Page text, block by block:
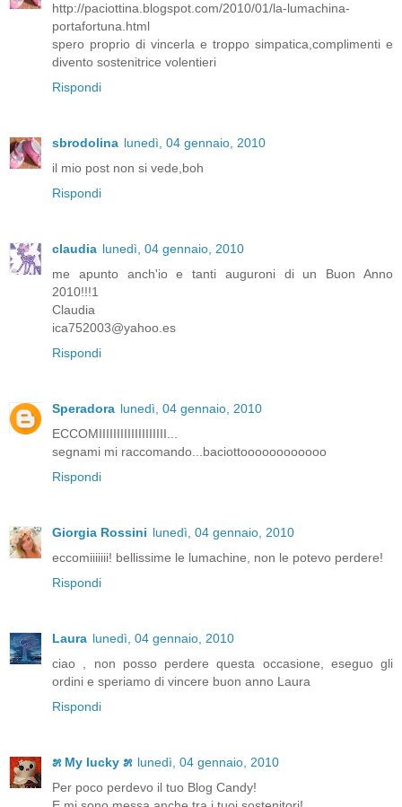
http://paciottina.blogspot.com/2010/01/la-lumachina-
portafortuna.html
spero proprio di vincerla e troppo simpatica,complimenti e
divento sostenitrice volentieri
Rispondi
sbrodolina lunedì, 04 gennaio, 2010
il mio post non si vede,boh
Rispondi
claudia lunedì, 04 gennaio, 2010
me apunto anch'io e tanti auguroni di un Buon Anno
2010!!!1
Claudia
ica752003@yahoo.es
Rispondi
Speradora lunedì, 04 gennaio, 2010
ECCOMIIIIIIIIIIIIIIIIIII...
segnami mi raccomando...baciottoooooooooooo
Rispondi
Giorgia Rossini lunedì, 04 gennaio, 2010
eccomiiiiiii! bellissime le lumachine, non le potevo perdere!
Rispondi
Laura lunedì, 04 gennaio, 2010
ciao , non posso perdere questa occasione, eseguo gli
ordini e speriamo di vincere buon anno Laura
Rispondi
೫ My lucky ೫ lunedì, 04 gennaio, 2010
Per poco perdevo il tuo Blog Candy!